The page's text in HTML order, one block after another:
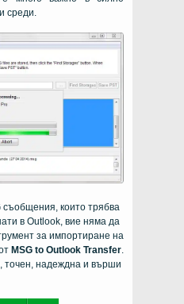
среди.
съобщения, които трябва
в Outlook , вие няма да
за импортиране на
MSG to Outlook Transfer
точен, надеждна и върши